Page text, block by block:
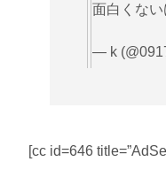
面白くな
— k
[cc id=646